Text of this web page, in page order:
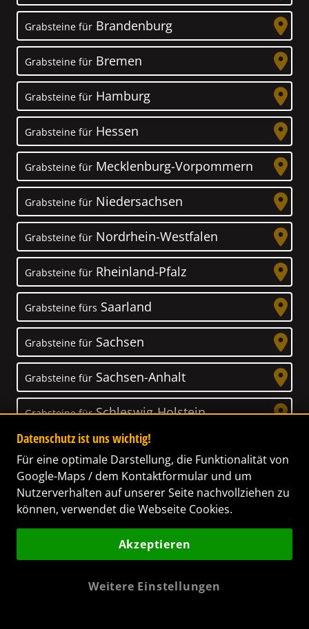
Grabsteine für Brandenburg
Grabsteine für Bremen
Grabsteine für Hamburg
Grabsteine für Hessen
Grabsteine für Mecklenburg-Vorpommern
Grabsteine für Niedersachsen
Grabsteine für Nordrhein-Westfalen
Grabsteine für Rheinland-Pfalz
Grabsteine fürs Saarland
Grabsteine für Sachsen
Grabsteine für Sachsen-Anhalt
Grabsteine fürSchleswig-Holstein
Thüringen
es uns zur Aufgabe gemacht, Ihnen dabei zu
Datenschutz ist uns wichtig!
Für eine optimale Darstellung, die Funktionalität von
Google-Maps / dem Kontaktformular und um
Nutzerverhalten auf unserer Seite nachvollziehen zu
können, verwendet die Webseite Cookies.
Akzeptieren
Weitere Einstellungen